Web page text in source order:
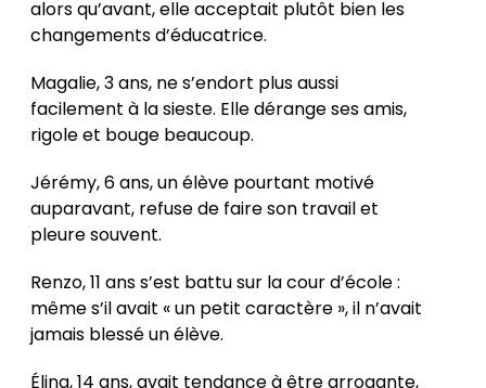
alors qu’avant, elle acceptait plutôt bien les
changements d’éducatrice.
Magalie, 3 ans, ne s’endort plus aussi
facilement à la sieste. Elle dérange ses amis,
rigole et bouge beaucoup.
Jérémy, 6 ans, un élève pourtant motivé
auparavant, refuse de faire son travail et
pleure souvent.
Renzo, 11 ans s’est battu sur la cour d’école :
même s’il avait « un petit caractère », il n’avait
jamais blessé un élève.
Élina, 14 ans, avait tendance à être arrogante,